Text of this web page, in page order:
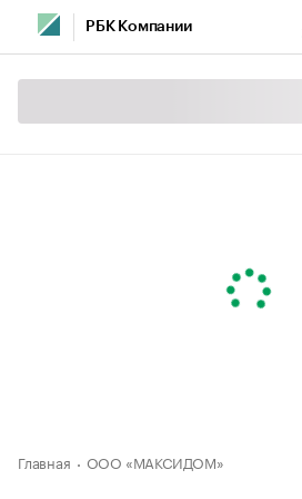
РБК Компании
Главная ООО «МАКСИДОМ»